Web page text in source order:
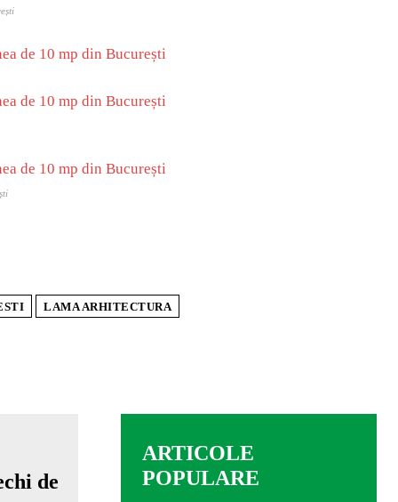
LAMA ARHITECTURA
ARTICOLE
POPULARE